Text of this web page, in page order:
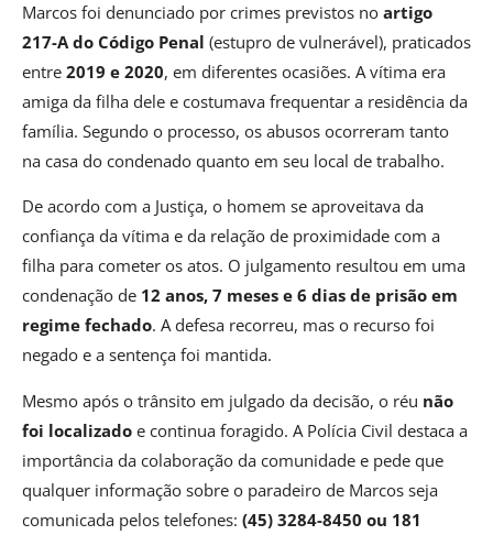
Marcos foi denunciado por crimes previstos no artigo
217-A do Código Penal (estupro de vulnerável), praticados
entre 2019 e 2020, em diferentes ocasiões. A vítima era
amiga da filha dele e costumava frequentar a residência da
família. Segundo o processo, os abusos ocorreram tanto
na casa do condenado quanto em seu local de trabalho.
De acordo com a Justiça, o homem se aproveitava da
confiança da vítima e da relação de proximidade com a
filha para cometer os atos. O julgamento resultou em uma
condenação de 12 anos, 7 meses e 6 dias de prisão em
regime fechado. A defesa recorreu, mas o recurso foi
negado e a sentença foi mantida.
Mesmo após o trânsito em julgado da decisão, o réu não
foi localizado e continua foragido. A Polícia Civil destaca a
importância da colaboração da comunidade e pede que
qualquer informação sobre o paradeiro de Marcos seja
comunicada pelos telefones: (45) 3284-8450 ou 181